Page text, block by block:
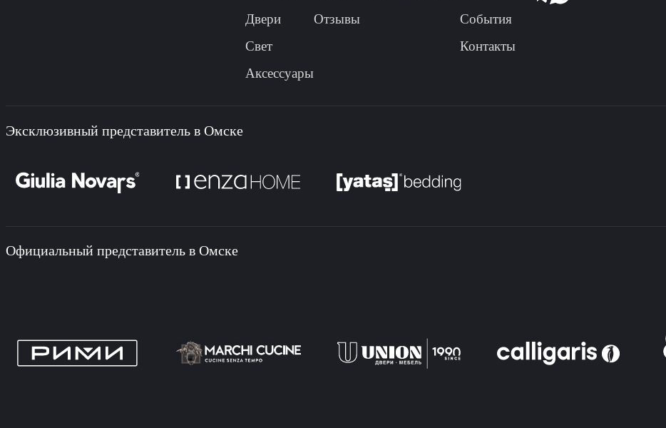
Двери
Свет
Аксессуары
Отзывы
События
Контакты
Эксклюзивный представитель в Омске
Официальный представитель в Омске